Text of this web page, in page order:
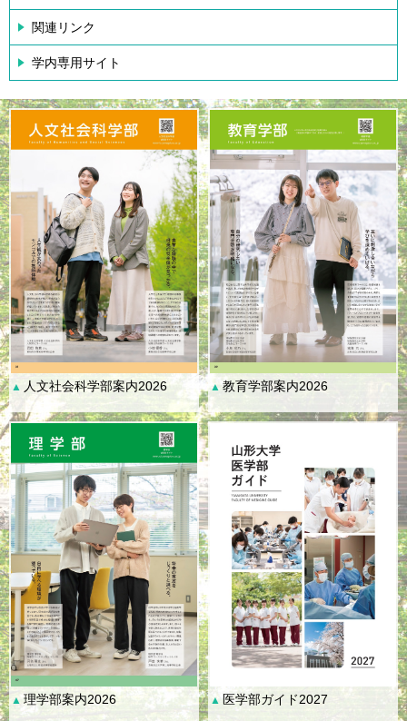
関連リンク
学内専用サイト
▲ 人文社会科学部案内2026 ▲ 教育学部案内2026
▲理学部案内2026 ▲ 医学部ガイド2027